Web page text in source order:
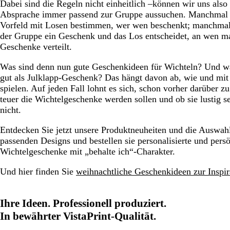
Dabei sind die Regeln nicht einheitlich –können wir uns also
Absprache immer passend zur Gruppe aussuchen.
Vorfeld mit Losen bestimmen, wer wen beschenkt;
der Gruppe ein Geschenk und das Los entscheidet, an wen
Geschenke verteilt.
Was sind denn nun gute Geschenkideen für Wichteln? Und
gut als Julklapp-Geschenk? Das hängt davon ab, wie und
spielen. Auf jeden Fall lohnt es sich, schon vorher darüber
teuer die Wichtelgeschenke werden sollen und ob sie lustig
nicht.
Entdecken Sie jetzt unsere Produktneuheiten und die
passenden Designs und bestellen sie personalisierte und
Wichtelgeschenke mit „behalte ich“-Charakter.
Und hier finden Sie weihnachtliche Geschenkideen zur
Ihre Ideen. Professionell produziert.
In bewährter VistaPrint-Qualität.